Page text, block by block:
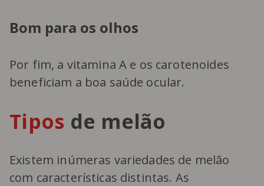
Bom para os olhos
Por fim, a vitamina A e os carotenoides
beneficiam a boa saúde ocular.
Tipos de melão
Existem inúmeras variedades de melão
com características distintas. As